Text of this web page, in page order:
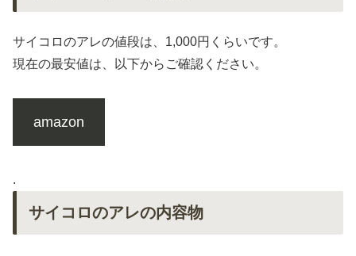
サイコロのアレの値段は、1,000円くらいです。
現在の最安値は、以下からご確認ください。
amazon
.
サイコロのアレの内容物